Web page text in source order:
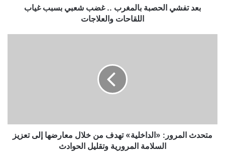
اللقاحاتبعد تفشي الحصبة بالمغرب .. غضب شعبي بسبب غياب
اللقاحات والعلاجات
تعزيز
السلامة
متحدث المرور: «الداخلية» تهدف من خلال معارضها إلى تعزيز
السلامة المرورية وتقليل الحوادث